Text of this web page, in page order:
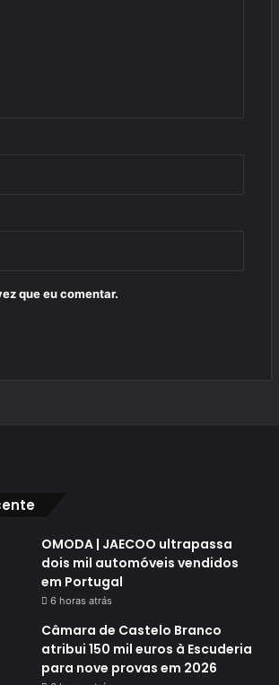
que eu comentar.
OMODA | JAECOO ultrapassa
dois mil automóveis vendidos
em Portugal
6 horas atrás
Câmara de Castelo Branco
atribui 150 mil euros à Escuderia
para nove provas em 2026